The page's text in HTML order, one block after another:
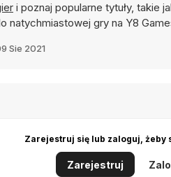
i poznaj popularne tytuły, takie
gry na Y8
Sie 2021
Zarejestruj się lub zaloguj, żeby
Zarejestruj